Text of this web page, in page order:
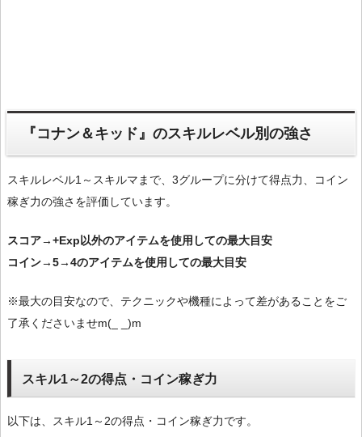
『コナン＆キッド』のスキルレベル別の強さ
スキルレベル1～スキルマまで、3グループに分けて得点力、コイン
稼ぎ力の強さを評価しています。
スコア→+Exp以外のアイテムを使用しての最大目安
コイン→5→4のアイテムを使用しての最大目安
※最大の目安なので、テクニックや機種によって差があることをご
了承くださいませm(_ _)m
スキル1～2の得点・コイン稼ぎ力
以下は、スキル1～2の得点・コイン稼ぎ力です。